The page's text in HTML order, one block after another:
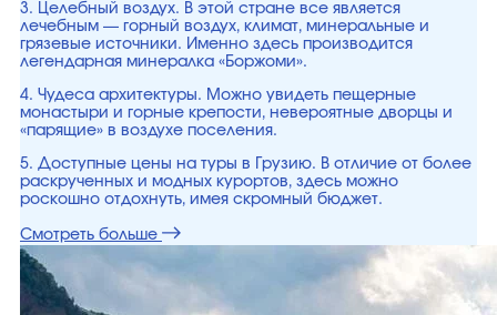
3. Целебный воздух. В этой стране все является
лечебным — горный воздух, климат, минеральные и
грязевые источники. Именно здесь производится
легендарная минералка «Боржоми».
4. Чудеса архитектуры. Можно увидеть пещерные
монастыри и горные крепости, невероятные дворцы и
«парящие» в воздухе поселения.
5. Доступные цены на туры в Грузию. В отличие от более
раскрученных и модных курортов, здесь можно
роскошно отдохнуть, имея скромный бюджет.
Смотреть больше